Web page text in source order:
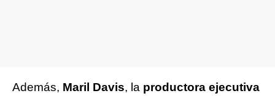
Además, Maril Davis, la productora ejecutiva